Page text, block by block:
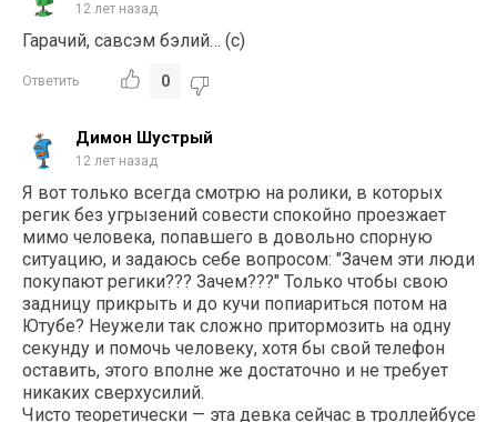
12 лет назад
Гарачий, савсэм бэлий… (с)
Ответить 0
Димон Шустрый
12 лет назад
Я вот только всегда смотрю на ролики, в которых
регик без угрызений совести спокойно проезжает
мимо человека, попавшего в довольно спорную
ситуацию, и задаюсь себе вопросом: "Зачем эти люди
покупают регики??? Зачем???" Только чтобы свою
задницу прикрыть и до кучи попиариться потом на
Ютубе? Неужели так сложно притормозить на одну
секунду и помочь человеку, хотя бы свой телефон
оставить, этого вполне же достаточно и не требует
никаких сверхусилий.
Чисто теоретически — эта девка сейчас в троллейбусе